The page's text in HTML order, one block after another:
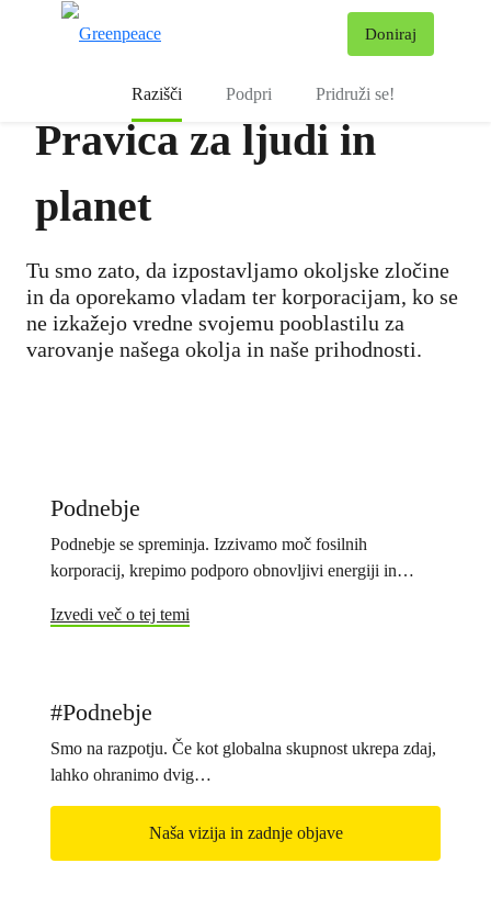
Doniraj
Razišči Podpri Pridruži se!
Pravica za ljudi in
planet
Tu smo zato, da izpostavljamo okoljske zločine
in da oporekamo vladam ter korporacijam, ko se
ne izkažejo vredne svojemu pooblastilu za
varovanje našega okolja in naše prihodnosti.
Podnebje
Podnebje se spreminja. Izzivamo moč fosilnih
korporacij, krepimo podporo obnovljivi energiji in…
Izvedi več o tej temi
#Podnebje
Smo na razpotju. Če kot globalna skupnost ukrepa zdaj,
lahko ohranimo dvig…
Naša vizija in zadnje objave